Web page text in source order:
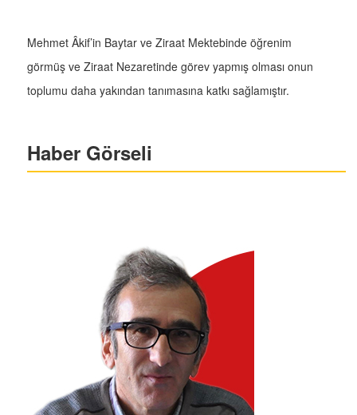
Mehmet Âkif’in Baytar ve Ziraat Mektebinde öğrenim
görmüş ve Ziraat Nezaretinde görev yapmış olması onun
toplumu daha yakından tanımasına katkı sağlamıştır.
Haber Görseli